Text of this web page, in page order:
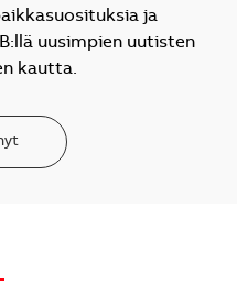
ja
uusimpien uutisten
kautta.